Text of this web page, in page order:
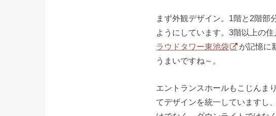
まず外観デザイン。1階と2階部
ようにしています。3階以上の
ラウドタワー東池袋
が記憶に
うまいですね～。
エントランスホールもこじんま
てデザインを統一していますし